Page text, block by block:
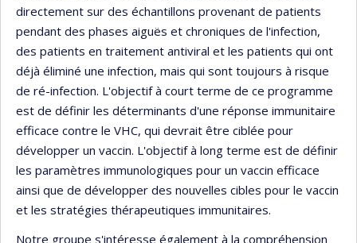
directement sur des échantillons provenant de patients
pendant des phases aiguës et chroniques de l'infection,
des patients en traitement antiviral et les patients qui ont
déjà éliminé une infection, mais qui sont toujours à risque
de ré-infection. L'objectif à court terme de ce programme
est de définir les déterminants d'une réponse immunitaire
efficace contre le VHC, qui devrait être ciblée pour
développer un vaccin. L'objectif à long terme est de définir
les paramètres immunologiques pour un vaccin efficace
ainsi que de développer des nouvelles cibles pour le vaccin
et les stratégies thérapeutiques immunitaires.
Notre groupe s'intéresse également à la compréhension